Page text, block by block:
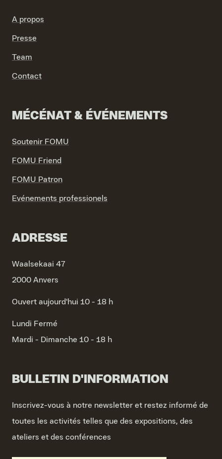
A propos
Presse
Team
Contact
MÉCÉNAT & ÉVÉNEMENTS
Soutenir FOMU
FOMU Friend
FOMU Patron
Evénements professionels
ADRESSE
Waalsekaai 47
2000 Anvers
Ouvert aujourd'hui 10 - 18 h
Lundi Fermé
Mardi - Dimanche 10 - 18 h
BULLETIN D'INFORMATION
Inscrivez-vous à notre newsletter et restez informé de
toutes les activités telles que des expositions, des
ateliers et des conférences